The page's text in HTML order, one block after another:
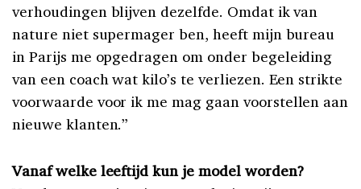
verhoudingen blijven dezelfde. Omdat ik van
nature niet supermager ben, heeft mijn bureau
in Parijs me opgedragen om onder begeleiding
van een coach wat kilo’s te verliezen. Een strikte
voorwaarde voor ik me mag gaan voorstellen aan
nieuwe klanten.”
Vanaf welke leeftijd kun je model worden?